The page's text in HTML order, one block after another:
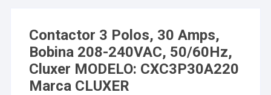
Contactor 3 Polos, 30 Amps,
Bobina 208-240VAC, 50/60Hz,
Cluxer MODELO: CXC3P30A220
Marca CLUXER